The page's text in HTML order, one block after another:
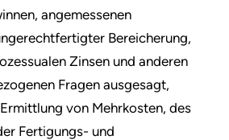
angemessenen
Bereicherung,
Zinsen und anderen
Fragen ausgesagt,
von Mehrkosten, des
Fertigungs- und